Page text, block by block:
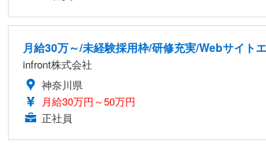
月給30万～/未経験採用枠/研修充実/Webサイト
infront株式会社
神奈川県
月給30万円～50万円
正社員